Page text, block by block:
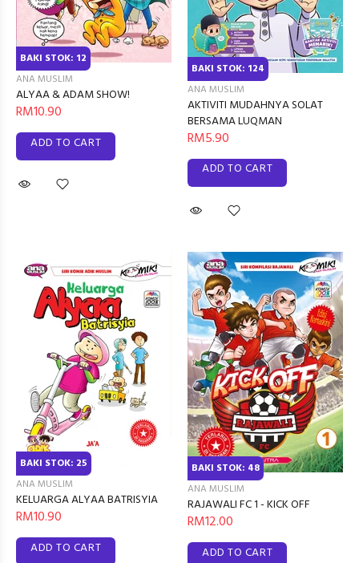
BAKI STOK: 12
ANA MUSLIM
ALYAA & ADAM SHOW!
RM10.90
ADD TO CART
BAKI STOK: 124
ANA MUSLIM
AKTIVITI MUDAHNYA SOLAT
BERSAMA LUQMAN
RM5.90
ADD TO CART
BAKI STOK: 25
ANA MUSLIM
KELUARGA ALYAA BATRISYIA
RM10.90
ADD TO CART
BAKI STOK: 48
ANA MUSLIM
RAJAWALI FC 1 - KICK OFF
RM12.00
ADD TO CART